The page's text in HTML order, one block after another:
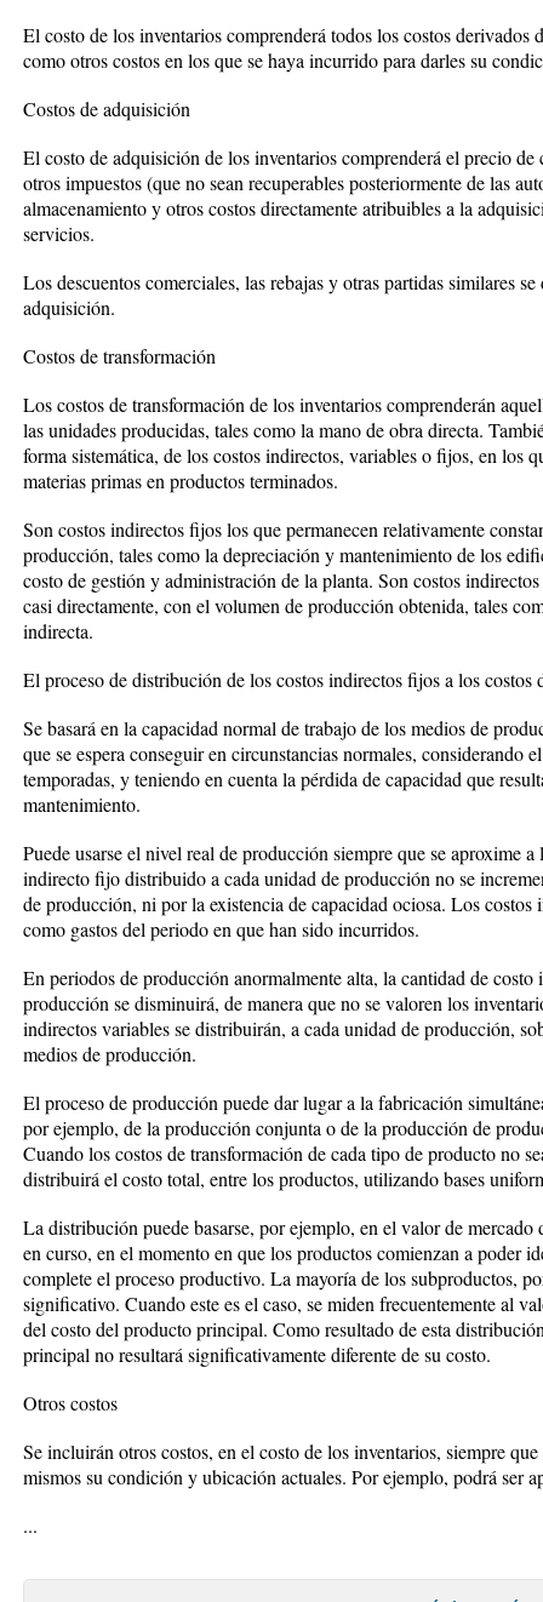
El costo de los inventarios comprenderá todos los costos derivados
como otros costos en los que se haya incurrido para darles su
Costos de adquisición
El costo de adquisición de los inventarios comprenderá el precio
otros impuestos (que no sean recuperables posteriormente de las
almacenamiento y otros costos directamente atribuibles a la
servicios.
Los descuentos comerciales, las rebajas y otras partidas similares
adquisición.
Costos de transformación
Los costos de transformación de los inventarios comprenderán
las unidades producidas, tales como la mano de obra directa.
forma sistemática, de los costos indirectos, variables o fijos, en los
materias primas en productos terminados.
Son costos indirectos fijos los que permanecen relativamente
producción, tales como la depreciación y mantenimiento de los
costo de gestión y administración de la planta. Son costos
casi directamente, con el volumen de producción obtenida, tales
indirecta.
El proceso de distribución de los costos indirectos fijos a los costos
Se basará en la capacidad normal de trabajo de los medios de
que se espera conseguir en circunstancias normales, considerando
temporadas, y teniendo en cuenta la pérdida de capacidad que
mantenimiento.
Puede usarse el nivel real de producción siempre que se aproxime
indirecto fijo distribuido a cada unidad de producción no se
de producción, ni por la existencia de capacidad ociosa. Los
como gastos del periodo en que han sido incurridos.
En periodos de producción anormalmente alta, la cantidad de
producción se disminuirá, de manera que no se valoren los
indirectos variables se distribuirán, a cada unidad de producción,
medios de producción.
El proceso de producción puede dar lugar a la fabricación
por ejemplo, de la producción conjunta o de la producción de
Cuando los costos de transformación de cada tipo de producto no
distribuirá el costo total, entre los productos, utilizando bases
La distribución puede basarse, por ejemplo, en el valor de
en curso, en el momento en que los productos comienzan a poder
complete el proceso productivo. La mayoría de los subproductos,
significativo. Cuando este es el caso, se miden frecuentemente al
del costo del producto principal. Como resultado de esta
principal no resultará significativamente diferente de su costo.
Otros costos
Se incluirán otros costos, en el costo de los inventarios, siempre
mismos su condición y ubicación actuales. Por ejemplo, podrá ser
...